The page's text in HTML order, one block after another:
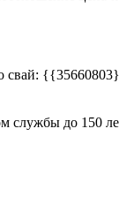
службы до 150